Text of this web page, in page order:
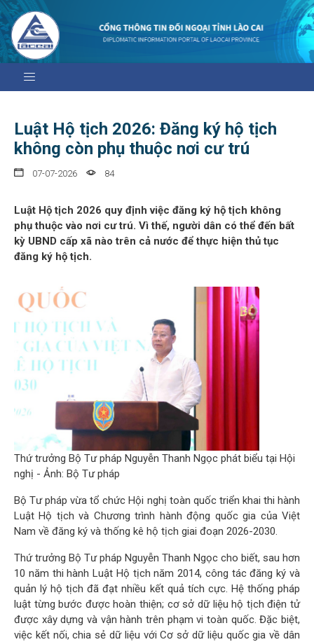
Luật Hộ tịch 2026: Đăng ký hộ tịch
không còn phụ thuộc nơi cư trú
07-07-2026 84
Luật Hộ tịch 2026 quy định việc đăng ký hộ tịch không
phụ thuộc vào nơi cư trú. Vì thế, người dân có thể đến bất
kỳ UBND cấp xã nào trên cả nước để thực hiện thủ tục
đăng ký hộ tịch.
Thứ trưởng Bộ Tư pháp Nguyễn Thanh Ngọc phát biểu tại Hội
nghị - Ảnh: Bộ Tư pháp
Bộ Tư pháp vừa tổ chức Hội nghị toàn quốc triển khai thi hành
Luật Hộ tịch và Chương trình hành động quốc gia của Việt
Nam về đăng ký và thống kê hộ tịch giai đoạn 2026-2030.
Thứ trưởng Bộ Tư pháp Nguyễn Thanh Ngọc cho biết, sau hơn
10 năm thi hành Luật Hộ tịch năm 2014, công tác đăng ký và
quản lý hộ tịch đã đạt nhiều kết quả tích cực. Hệ thống pháp
luật từng bước được hoàn thiện; cơ sở dữ liệu hộ tịch điện tử
được xây dựng và vận hành trên phạm vi toàn quốc. Đặc biệt,
việc kết nối, chia sẻ dữ liệu với Cơ sở dữ liệu quốc gia về dân